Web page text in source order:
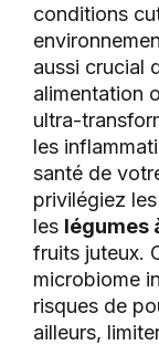
conditions
aussi crucial
alimentation
ultra-
les
santé de
privilégiez
les légumes
fruits juteux.
microbiome
risques de
ailleurs,